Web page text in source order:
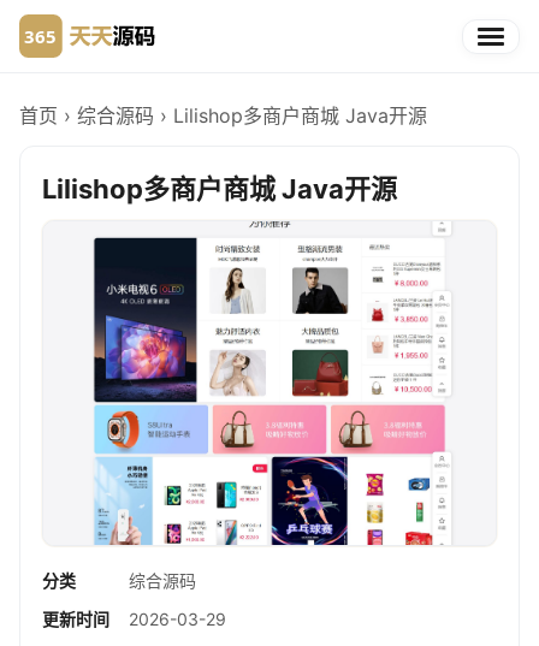
首页 › 综合源码 › Lilishop多商户商城 Java开源
Lilishop多商户商城 Java开源
分类
综合源码
更新时间
2026-03-29